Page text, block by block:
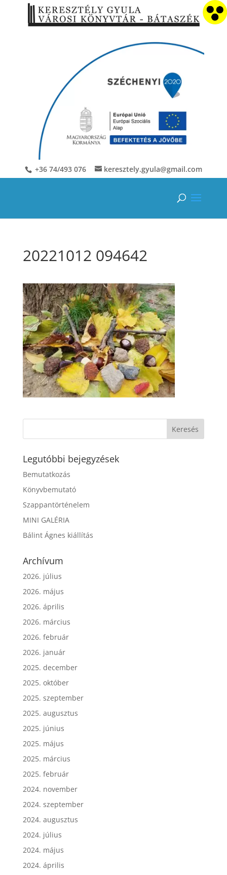
+36 74/493 076 keresztely.gyula@gmail.com
20221012 094642
Legutóbbi bejegyzések
Bemutatkozás
Könyvbemutató
Szappantörténelem
MINI GALÉRIA
Bálint Ágnes kiállítás
Archívum
2026. július
2026. május
2026. április
2026. március
2026. február
2026. január
2025. december
2025. október
2025. szeptember
2025. augusztus
2025. június
2025. május
2025. március
2025. február
2024. november
2024. szeptember
2024. augusztus
2024. július
2024. május
2024. április